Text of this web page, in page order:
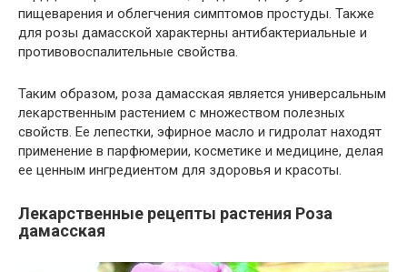
пищеварения и облегчения симптомов простуды. Также
для розы дамасской характерны антибактериальные и
противовоспалительные свойства.
Таким образом, роза дамасская является универсальным
лекарственным растением с множеством полезных
свойств. Ее лепестки, эфирное масло и гидролат находят
применение в парфюмерии, косметике и медицине, делая
ее ценным ингредиентом для здоровья и красоты.
Лекарственные рецепты растения Роза
дамасская